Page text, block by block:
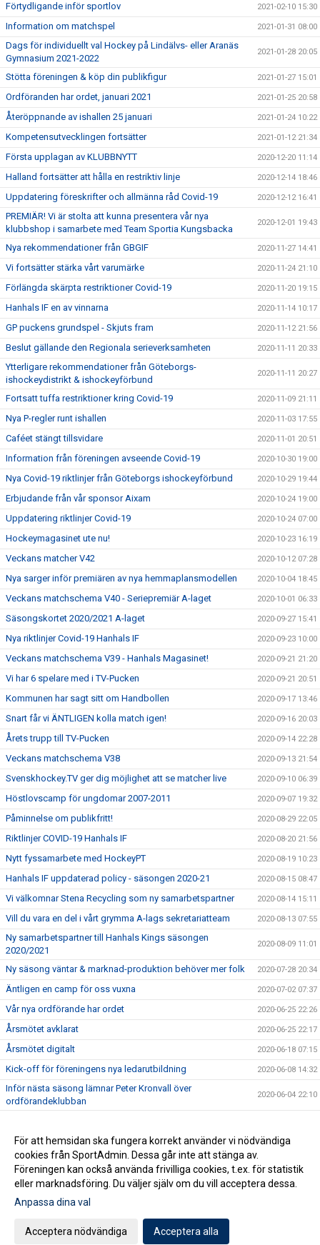
Förtydligande inför sportlov 2021-02-10 15:30
Information om matchspel 2021-01-31 08:00
Dags för individuellt val Hockey på Lindälvs- eller Aranäs
Gymnasium 2021-2022
2021-01-28 20:05
Stötta föreningen & köp din publikfigur 2021-01-27 15:01
Ordföranden har ordet, januari 2021 2021-01-25 20:58
Återöppnande av ishallen 25 januari 2021-01-24 10:22
Kompetensutvecklingen fortsätter 2021-01-12 21:34
Första upplagan av KLUBBNYTT 2020-12-20 11:14
Halland fortsätter att hålla en restriktiv linje 2020-12-14 18:46
Uppdatering föreskrifter och allmänna råd Covid-19 2020-12-12 16:41
PREMIÄR! Vi är stolta att kunna presentera vår nya
klubbshop i samarbete med Team Sportia Kungsbacka
2020-12-01 19:43
Nya rekommendationer från GBGIF 2020-11-27 14:41
Vi fortsätter stärka vårt varumärke 2020-11-24 21:10
Förlängda skärpta restriktioner Covid-19 2020-11-20 19:15
Hanhals IF en av vinnarna 2020-11-14 10:17
GP puckens grundspel - Skjuts fram 2020-11-12 21:56
Beslut gällande den Regionala serieverksamheten 2020-11-11 20:33
Ytterligare rekommendationer från Göteborgs-
ishockeydistrikt & ishockeyförbund
2020-11-11 20:27
Fortsatt tuffa restriktioner kring Covid-19 2020-11-09 21:11
Nya P-regler runt ishallen 2020-11-03 17:55
Caféet stängt tillsvidare 2020-11-01 20:51
Information från föreningen avseende Covid-19 2020-10-30 19:00
Nya Covid-19 riktlinjer från Göteborgs ishockeyförbund 2020-10-29 19:44
Erbjudande från vår sponsor Aixam 2020-10-24 19:00
Uppdatering riktlinjer Covid-19 2020-10-24 07:00
Hockeymagasinet ute nu! 2020-10-23 16:19
Veckans matcher V42 2020-10-12 07:28
Nya sarger inför premiären av nya hemmaplansmodellen 2020-10-04 18:45
Veckans matchschema V40 - Seriepremiär A-laget 2020-10-01 06:33
Säsongskortet 2020/2021 A-laget 2020-09-27 15:41
Nya riktlinjer Covid-19 Hanhals IF 2020-09-23 10:00
Veckans matchschema V39 - Hanhals Magasinet! 2020-09-21 21:20
Vi har 6 spelare med i TV-Pucken 2020-09-21 20:51
Kommunen har sagt sitt om Handbollen 2020-09-17 13:46
Snart får vi ÄNTLIGEN kolla match igen! 2020-09-16 20:03
Årets trupp till TV-Pucken 2020-09-14 22:28
Veckans matchschema V38 2020-09-13 21:54
Svenskhockey.TV ger dig möjlighet att se matcher live 2020-09-10 06:39
Höstlovscamp för ungdomar 2007-2011 2020-09-07 19:32
Påminnelse om publikfritt! 2020-08-29 22:05
Riktlinjer COVID-19 Hanhals IF 2020-08-20 21:56
Nytt fyssamarbete med HockeyPT 2020-08-19 10:23
Hanhals IF uppdaterad policy - säsongen 2020-21 2020-08-15 08:47
Vi välkomnar Stena Recycling som ny samarbetspartner 2020-08-14 15:11
Vill du vara en del i vårt grymma A-lags sekretariatteam 2020-08-13 07:55
Ny samarbetspartner till Hanhals Kings säsongen
2020/2021
2020-08-09 11:01
Ny säsong väntar & marknad-produktion behöver mer folk 2020-07-28 20:34
Äntligen en camp för oss vuxna 2020-07-02 07:37
Vår nya ordförande har ordet 2020-06-25 22:26
Årsmötet avklarat 2020-06-25 22:17
Årsmötet digitalt 2020-06-18 07:15
Kick-off för föreningens nya ledarutbildning 2020-06-08 14:32
Inför nästa säsong lämnar Peter Kronvall över
ordförandeklubban
2020-06-04 22:10
Hanhals Kings sluter avtal med Warrior Hockey 2020-06-01 18:19
Vi är Hanhals Kings 2020-05-27 14:55
Gå till Webbversion
För att hemsidan ska fungera korrekt använder vi nödvändiga
cookies från SportAdmin. Dessa går inte att stänga av.
Föreningen kan också använda frivilliga cookies, t.ex. för statistik
eller marknadsföring. Du väljer själv om du vill acceptera dessa.
Anpassa dina val
Acceptera nödvändiga Acceptera alla